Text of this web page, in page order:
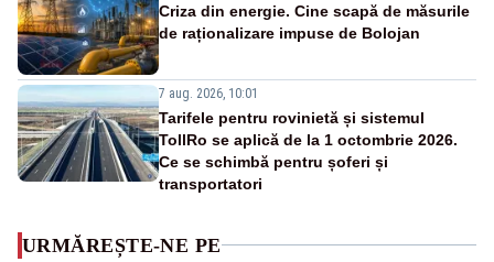
Criza din energie. Cine scapă de măsurile
de raționalizare impuse de Bolojan
7 aug. 2026, 10:01
Tarifele pentru rovinietă și sistemul
TollRo se aplică de la 1 octombrie 2026.
Ce se schimbă pentru șoferi și
transportatori
URMĂREȘTE-NE PE